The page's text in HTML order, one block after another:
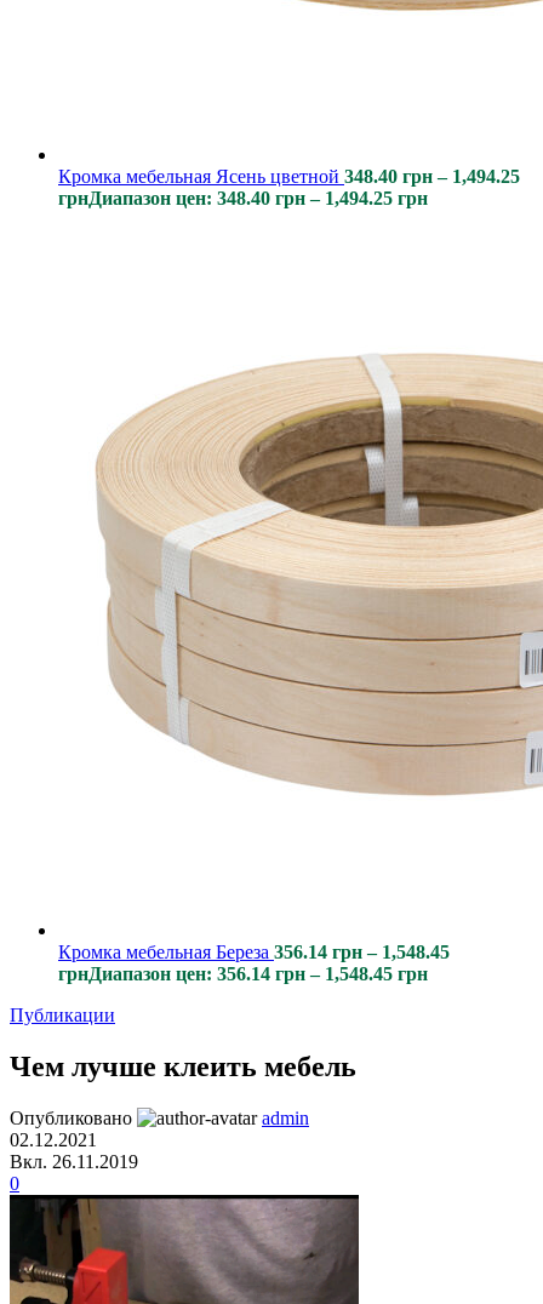
Кромка мебельная Ясень цветной 348.40 грн – 1,494.25
грнДиапазон цен: 348.40 грн – 1,494.25 грн
Кромка мебельная Береза 356.14 грн – 1,548.45
грнДиапазон цен: 356.14 грн – 1,548.45 грн
Публикации
Чем лучше клеить мебель
Опубликовано
admin
02.12.2021
Вкл. 26.11.2019
0